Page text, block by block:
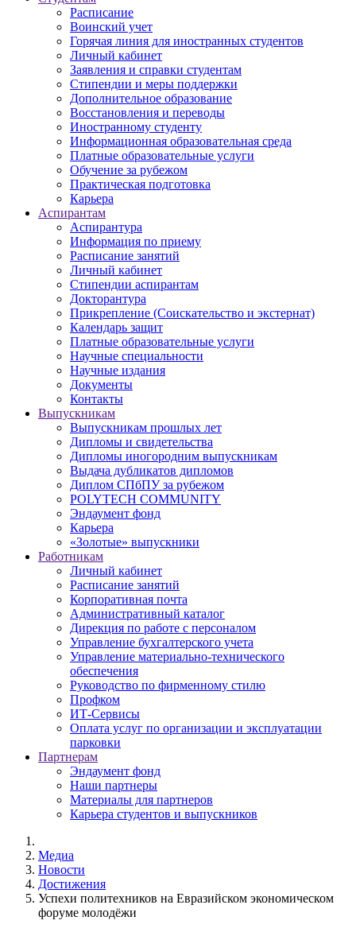
Расписание
Воинский учет
Горячая линия для иностранных студентов
Личный кабинет
Заявления и справки студентам
Стипендии и меры поддержки
Дополнительное образование
Восстановления и переводы
Иностранному студенту
Информационная образовательная среда
Платные образовательные услуги
Обучение за рубежом
Практическая подготовка
Карьера
Аспирантам
Аспирантура
Информация по приему
Расписание занятий
Личный кабинет
Стипендии аспирантам
Докторантура
Прикрепление (Соискательство и экстернат)
Календарь защит
Платные образовательные услуги
Научные специальности
Научные издания
Документы
Контакты
Выпускникам
Выпускникам прошлых лет
Дипломы и свидетельства
Дипломы иногородним выпускникам
Выдача дубликатов дипломов
Диплом СПбПУ за рубежом
POLYTECH COMMUNITY
Эндаумент фонд
Карьера
«Золотые» выпускники
Работникам
Личный кабинет
Расписание занятий
Корпоративная почта
Административный каталог
Дирекция по работе с персоналом
Управление бухгалтерского учета
Управление материально-технического
обеспечения
Руководство по фирменному стилю
Профком
ИТ-Сервисы
Оплата услуг по организации и эксплуатации
парковки
Партнерам
Эндаумент фонд
Наши партнеры
Материалы для партнеров
Карьера студентов и выпускников
Медиа
Новости
Достижения
Успехи политехников на Евразийском экономическом
форуме молодёжи